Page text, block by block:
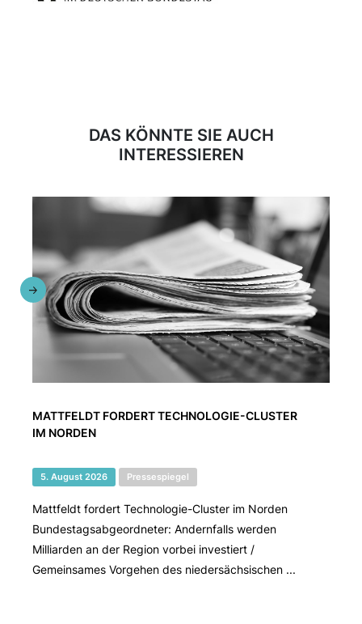
DAS KÖNNTE SIE AUCH
INTERESSIEREN
MATTFELDT FORDERT TECHNOLOGIE-CLUSTER
IM NORDEN
5. August 2026 Pressespiegel
Mattfeldt fordert Technologie-Cluster im Norden
Bundestagsabgeordneter: Andernfalls werden
Milliarden an der Region vorbei investiert /
Gemeinsames Vorgehen des niedersächsischen ...